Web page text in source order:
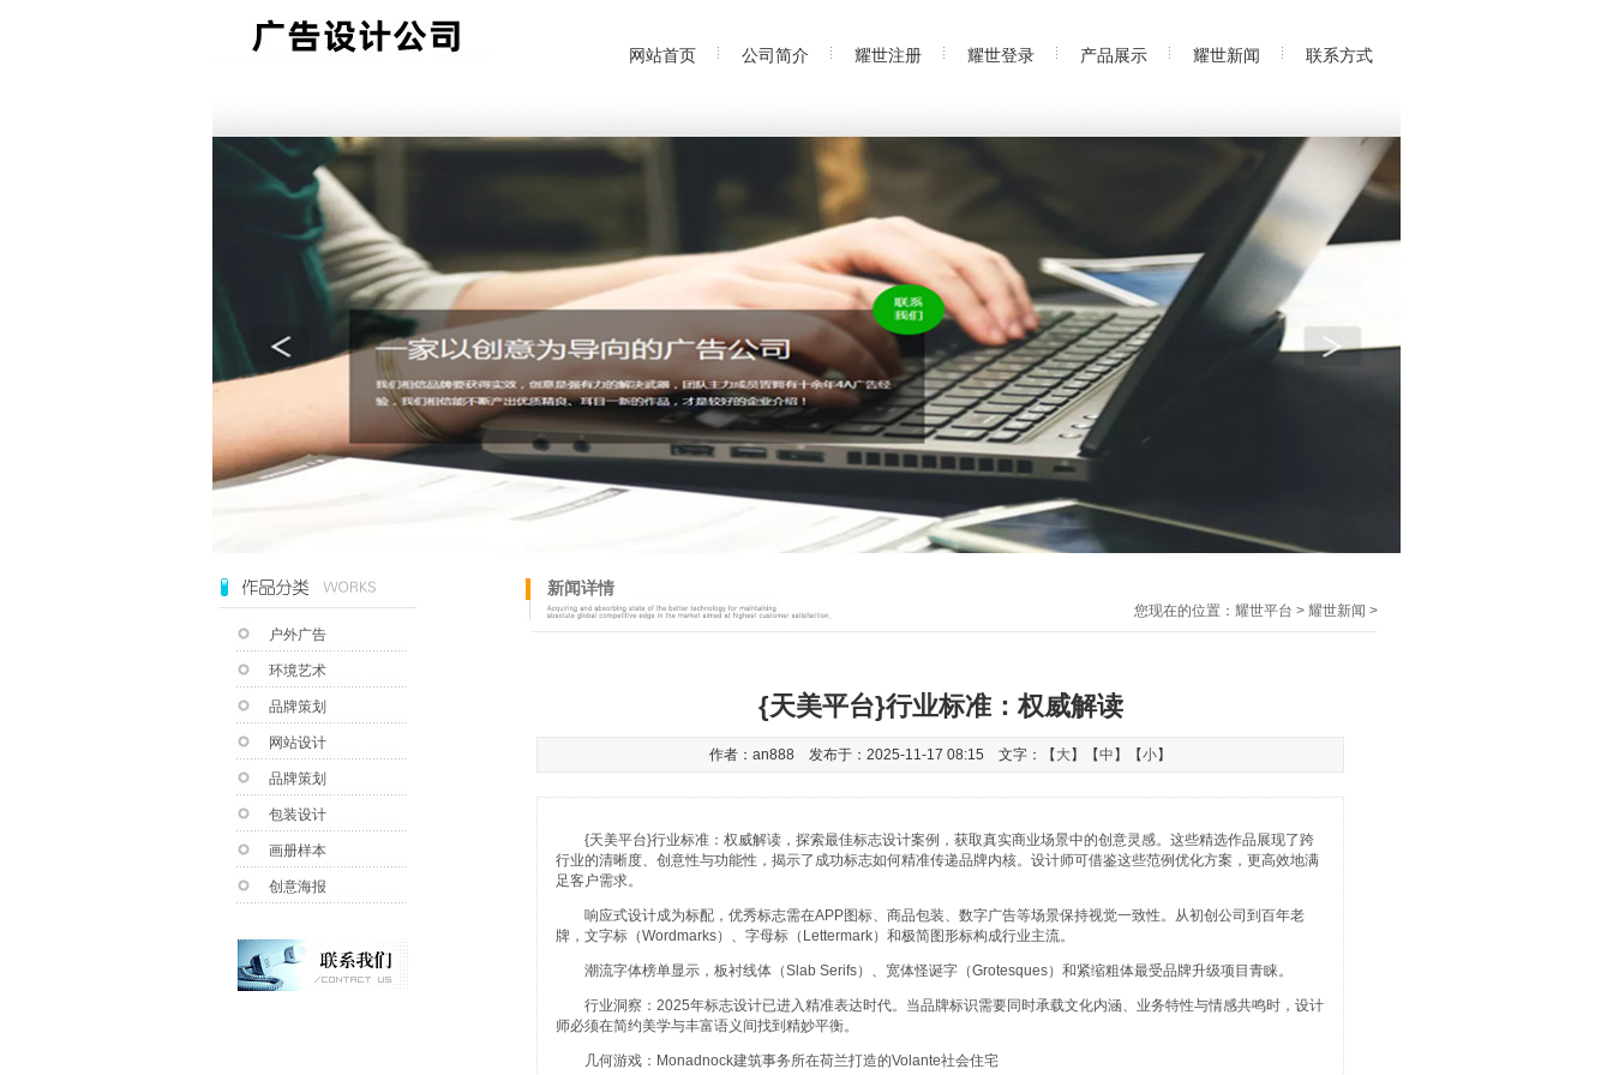
网站首页 公司简介 耀世注册 耀世登录 产品展示 耀世新闻 联系方式
户外广告
环境艺术
品牌策划
网站设计
品牌策划
包装设计
画册样本
创意海报
新闻详情
您现在的位置： 耀世平台 > 耀世新闻 >
{天美平台}行业标准：权威解读
作者：an888 发布于：2025-11-17 08:15 文字：【 大】【中 】【小】
{天美平台}行业标准：权威解读 ，探索最佳标志设计案例，获取真实商业场景中的创意灵感。这些精选作品展现了跨
行业的清晰度、创意性与功能性，揭示了成功标志如何精准传递品牌内核。设计师可借鉴这些范例优化方案，更高效地满
足客户需求。
响应式设计成为标配，优秀标志需在APP图标、商品包装、数字广告等场景保持视觉一致性。从初创公司到百年老
牌，文字标（Wordmarks）、字母标（Lettermark）和极简图形标构成行业主流。
潮流字体榜单显示，板衬线体（Slab Serifs）、宽体怪诞字（Grotesques）和紧缩粗体最受品牌升级项目青睐。
行业洞察：2025年标志设计已进入精准表达时代。当品牌标识需要同时承载文化内涵、业务特性与情感共鸣时，设计
师必须在简约美学与丰富语义间找到精妙平衡。
几何游戏：Monadnock建筑事务所在荷兰打造的Volante社会住宅